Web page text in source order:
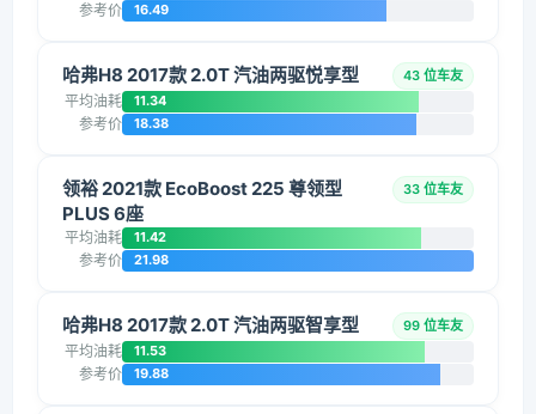
参考价 16.49
哈弗H8 2017款 2.0T 汽油两驱悦享型 43 位车友
平均油耗 11.34
参考价 18.38
领裕 2021款 EcoBoost 225 尊领型
PLUS 6座
33 位车友
平均油耗 11.42
参考价 21.98
哈弗H8 2017款 2.0T 汽油两驱智享型 99 位车友
平均油耗 11.53
参考价 19.88